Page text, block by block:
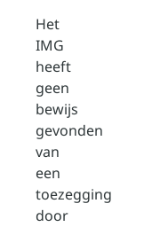
Het
IMG
heeft
geen
bewijs
gevonden
van
een
toezegging
door